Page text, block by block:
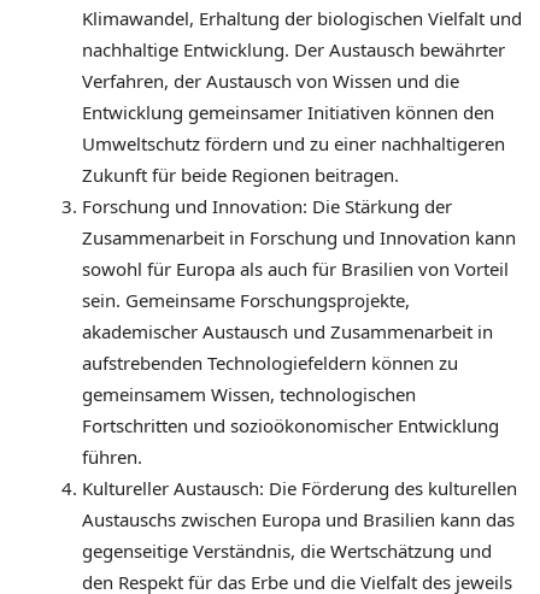
Klimawandel, Erhaltung der biologischen Vielfalt und
nachhaltige Entwicklung. Der Austausch bewährter
Verfahren, der Austausch von Wissen und die
Entwicklung gemeinsamer Initiativen können den
Umweltschutz fördern und zu einer nachhaltigeren
Zukunft für beide Regionen beitragen.
Forschung und Innovation: Die Stärkung der
Zusammenarbeit in Forschung und Innovation kann
sowohl für Europa als auch für Brasilien von Vorteil
sein. Gemeinsame Forschungsprojekte,
akademischer Austausch und Zusammenarbeit in
aufstrebenden Technologiefeldern können zu
gemeinsamem Wissen, technologischen
Fortschritten und sozioökonomischer Entwicklung
führen.
Kultureller Austausch: Die Förderung des kulturellen
Austauschs zwischen Europa und Brasilien kann das
gegenseitige Verständnis, die Wertschätzung und
den Respekt für das Erbe und die Vielfalt des jeweils